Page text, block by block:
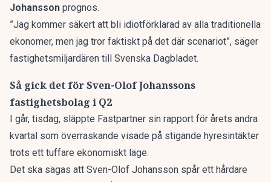
Johansson prognos.
”Jag kommer säkert att bli idiotförklarad av alla traditionella
ekonomer, men jag tror faktiskt på det där scenariot”, säger
fastighetsmiljardären till Svenska Dagbladet.
Så gick det för Sven-Olof Johanssons
fastighetsbolag i Q2
I går, tisdag, släppte Fastpartner sin rapport för årets andra
kvartal som överraskande visade på stigande hyresintäkter
trots ett tuffare ekonomiskt läge.
Det ska sägas att Sven-Olof Johansson spår ett hårdare